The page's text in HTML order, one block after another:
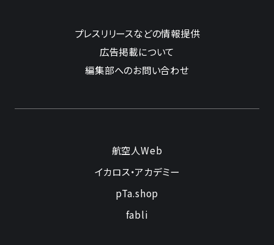
プレスリリースなどの情報提供
広告掲載について
編集部へのお問い合わせ
航空人Web
イカロス・アカデミー
pTa.shop
fabli